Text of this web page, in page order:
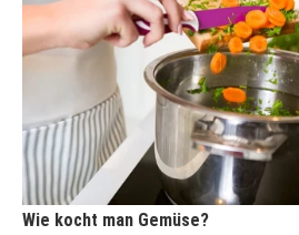
Wie kocht man Gemüse?